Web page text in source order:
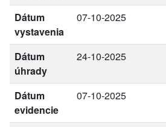
Dátum
vystavenia
07-10-2025
Dátum
úhrady
24-10-2025
Dátum
evidencie
07-10-2025